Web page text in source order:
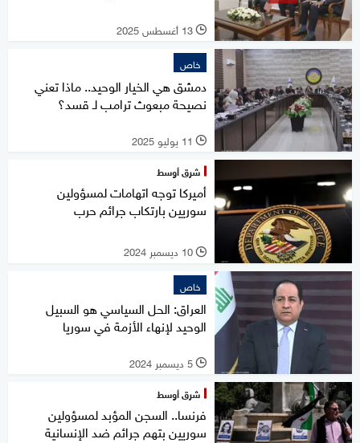
l 13 أغسطس 2025
خاص
دمشق هي الخيار الوحيد.. ماذا تعني
نصيحة مبعوث ترامب لـ قسد؟
l 11 يوليو 2025
شرق أوسط
أميركا توجه اتهامات لمسؤولين
سوريين بارتكاب جرائم حرب
l 10 ديسمبر 2024
خاص
العراق: الحل السياسي هو السبيل
الوحيد لإنهاء الأزمة في سوريا
l 5 ديسمبر 2024
شرق أوسط
فرنسا.. السجن المؤبد لمسؤولين
سوريين بتهم جرائم ضد الإنسانية